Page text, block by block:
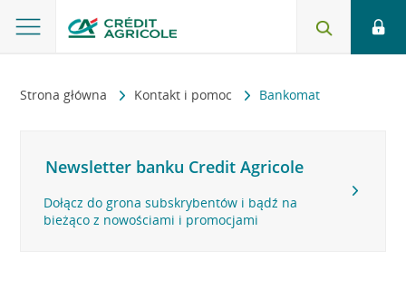
Strona główna Kontakt i pomoc Bankomat
Newsletter banku Credit Agricole
Dołącz do grona subskrybentów i bądź na
bieżąco z nowościami i promocjami